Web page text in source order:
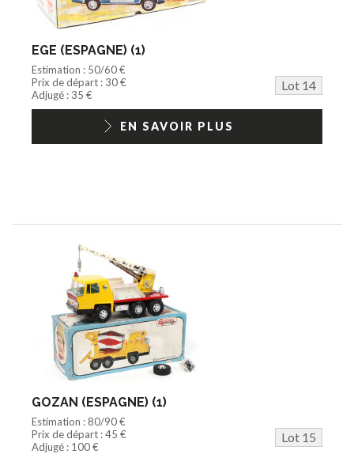
EGE (ESPAGNE) (1)
Estimation : 50/60 €
Prix de départ : 30 €
Lot 14
Adjugé : 35 €
EN SAVOIR PLUS
GOZAN (ESPAGNE) (1)
Estimation : 80/90 €
Prix de départ : 45 €
Lot 15
Adjugé : 100 €